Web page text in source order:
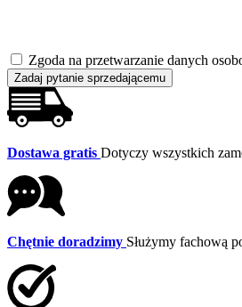
Zgoda na przetwarzanie danych
Zadaj pytanie sprzedającemu
Dostawa gratis Dotyczy wszystkich
Chętnie doradzimy Służymy fachową